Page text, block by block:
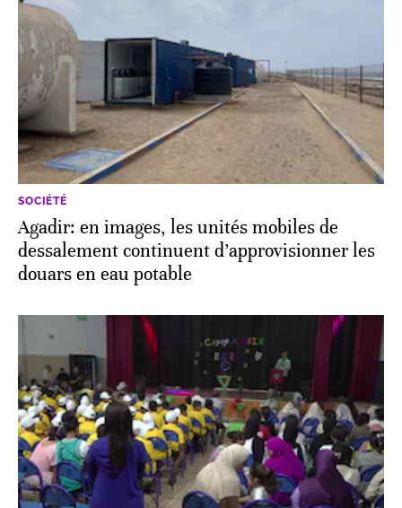
SOCIÉTÉ
Agadir: en images, les unités mobiles de
dessalement continuent d’approvisionner les
douars en eau potable